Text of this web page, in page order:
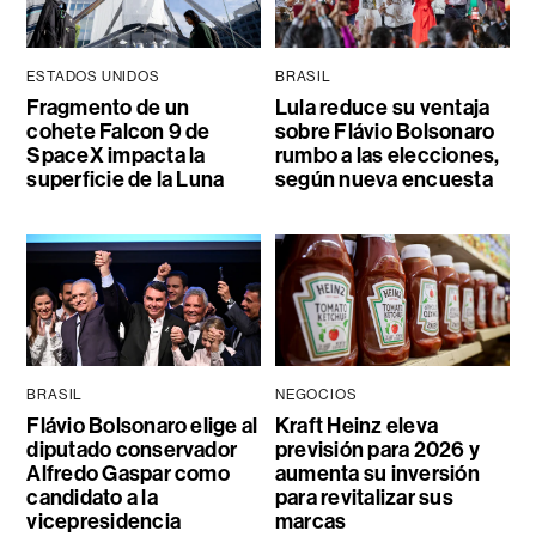
ESTADOS UNIDOS
Fragmento de un
cohete Falcon 9 de
SpaceX impacta la
superficie de la Luna
BRASIL
Lula reduce su ventaja
sobre Flávio Bolsonaro
rumbo a las elecciones,
según nueva encuesta
BRASIL
Flávio Bolsonaro elige al
diputado conservador
Alfredo Gaspar como
candidato a la
vicepresidencia
NEGOCIOS
Kraft Heinz eleva
previsión para 2026 y
aumenta su inversión
para revitalizar sus
marcas